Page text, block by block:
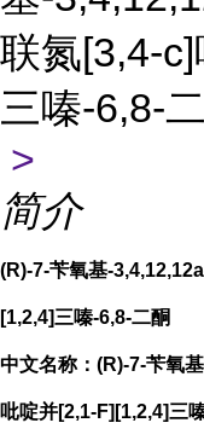
联氮[3,4-
三嗪-6,8-
>
简介
(R)-7-苄氧基-
[1,2,4]三嗪-6,8-二酮
中文名称：(R)-7-苄氧
吡啶并[2,1-F][1,2,4]三